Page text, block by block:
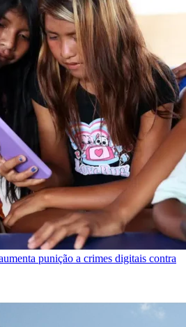
punição a crimes digitais contra